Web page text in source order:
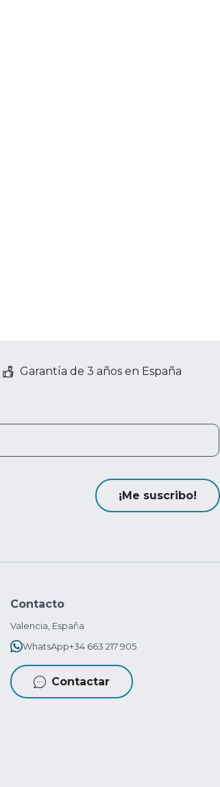
Garantía de 3 años en España
¡Me suscribo!
Contacto
Valencia, España
WhatsApp+34 663 217 905
Contactar